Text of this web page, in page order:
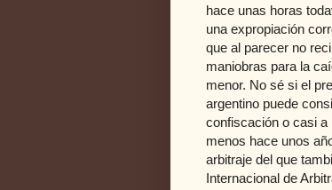
hace unas horas
una expropiación
que al parecer no
maniobras para la
menor. No sé si el
argentino puede
confiscación o casi
menos hace unos
arbitraje del que
Internacional de